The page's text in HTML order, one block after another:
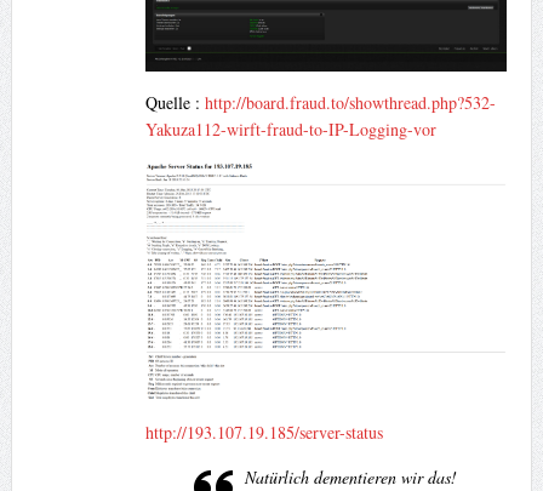
Quelle : http://board.fraud.to/showthread.php?532-
Yakuza112-wirft-fraud-to-IP-Logging-vor
http://193.107.19.185/server-status
Natürlich dementieren wir das!